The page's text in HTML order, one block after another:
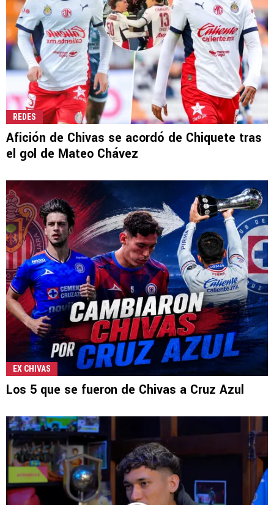
REDES
Afición de Chivas se acordó de Chiquete tras
el gol de Mateo Chávez
EX CHIVAS
Los 5 que se fueron de Chivas a Cruz Azul